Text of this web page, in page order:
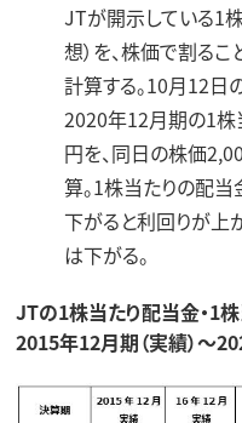
JTが開示している1
想）を、株価で割る
計算する。10月12日
2020年12月期の1株
円を、同日の株価
算。1株当たりの配
下がると利回りが上
は下がる。
JTの1株当たり配当金・1
2015年12月期（実績）～